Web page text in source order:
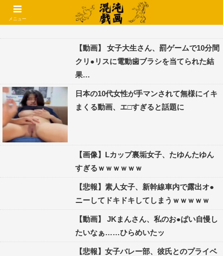
コメントでコテハン使えるようになりました🌱
【動画】 女子大生さん、罰ゲームで10分間
クリ●リスに電動歯ブラシを当てられた結
果…
日本の10代女性が手マンされて無様にイキ
まくる動画、エ□すぎると話題に
【画像】Lカップ裏垢女子、たゆんたゆん
すぎるｗｗｗｗｗｗ
【悲報】素人女子、新幹線車内で露出オ●
ニーしてドキドキしてしまうｗｗｗｗｗ
【動画】 JKまんさん、私のお●ぱい自慢し
たいなぁ……ひらめいたッ
【悲報】女子バレー部、彼氏とのプライベ
メニュー